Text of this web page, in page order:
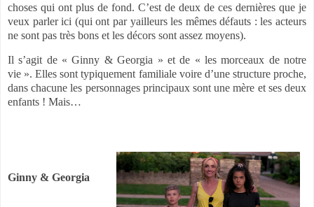
choses qui ont plus de fond. C’est de deux de ces dernières que je
veux parler ici (qui ont par yailleurs les mêmes défauts : les acteurs
ne sont pas très bons et les décors sont assez moyens).
Il s’agit de « Ginny & Georgia » et de « les morceaux de notre
vie ». Elles sont typiquement familiale voire d’une structure proche,
dans chacune les personnages principaux sont une mère et ses deux
enfants ! Mais…
Ginny & Georgia